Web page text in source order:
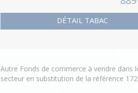
DÉTAIL TABAC
Autre Fonds de commerce à vendre dans
secteur en substitution de la référence